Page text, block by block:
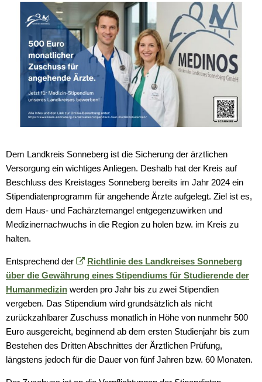
Vergabeverfahren
Jobcenter
Bürgerservice Thüringen
Freizeit und Tourismus
Infrastruktur und Verkehr
Natur und Umwelt
Förderung von Projekten im
Historisches
Schulnetzplanung bis 2031
Landkreis Sonneberg spricht
Weitere ehrenamtliche
Kreishaushalt für dieses und
AGATHE-Seniorenberatung
Ausblick auf
Liegenschaft Ernststraße zu
Dem Landkreis Sonneberg ist die Sicherung der ärztlichen
Versorgung ein wichtiges Anliegen. Deshalb hat der Kreis auf
Beschluss des Kreistages Sonneberg bereits im Jahr 2024 ein
Stipendiatenprogramm für angehende Ärzte aufgelegt. Ziel ist es,
dem Haus- und Fachärztemangel entgegenzuwirken und
Medizinernachwuchs in die Region zu holen bzw. im Kreis zu
halten.
Entsprechend der
Richtlinie des Landkreises Sonneberg
über die Gewährung eines Stipendiums für Studierende der
Humanmedizin werden pro Jahr bis zu zwei Stipendien
vergeben. Das Stipendium wird grundsätzlich als nicht
zurückzahlbarer Zuschuss monatlich in Höhe von nunmehr 500
Euro ausgereicht, beginnend ab dem ersten Studienjahr bis zum
Bestehen des Dritten Abschnittes der Ärztlichen Prüfung,
längstens jedoch für die Dauer von fünf Jahren bzw. 60 Monaten.